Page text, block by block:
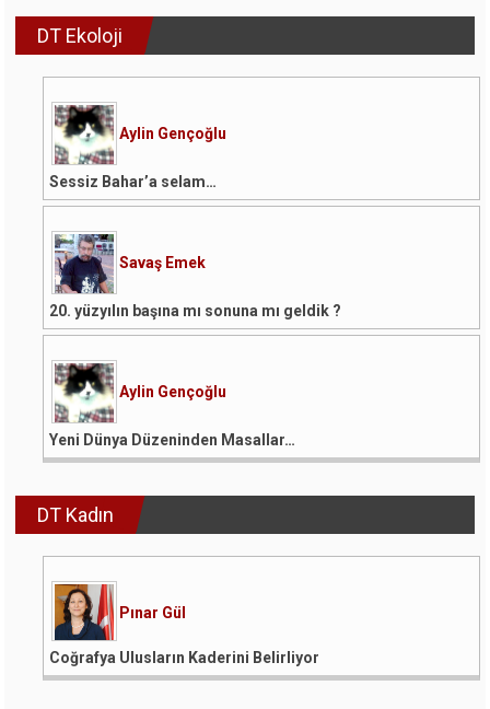
DT Ekoloji
Aylin Gençoğlu
Sessiz Bahar’a selam…
Savaş Emek
20. yüzyılın başına mı sonuna mı geldik ?
Aylin Gençoğlu
Yeni Dünya Düzeninden Masallar…
DT Kadın
Pınar Gül
Coğrafya Ulusların Kaderini Belirliyor